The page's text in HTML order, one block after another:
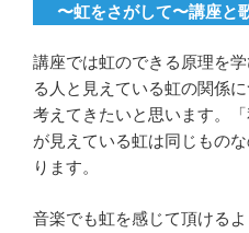
〜虹をさがして〜講座と
講座では虹のできる原理を
る人と見えている虹の関係
考えてきたいと思います。
が見えている虹は同じもの
ります。
音楽でも虹を感じて頂ける